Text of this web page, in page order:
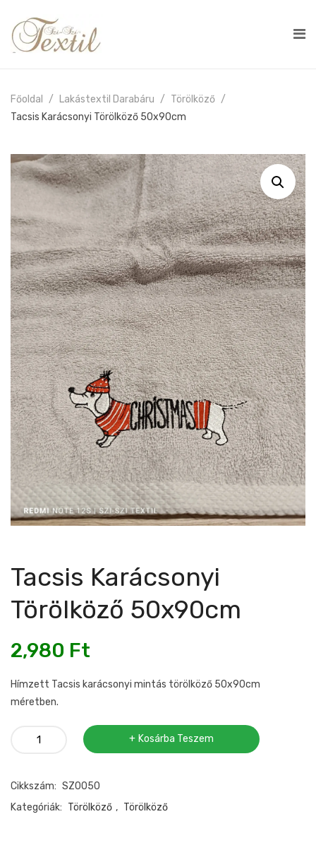
Főoldal Lakástextil Darabáru
Törölköző
Tacsis Karácsonyi Törölköző 50x90cm
Tacsis Karácsonyi
Törölköző 50x90cm
2,980 Ft
Hímzett Tacsis karácsonyi mintás törölköző 50x90cm
méretben.
Tacsis
50x90cm
mennyiség
Kosárba Teszem
Cikkszám: SZ0050
Kategóriák: Törölköző , Törölköző